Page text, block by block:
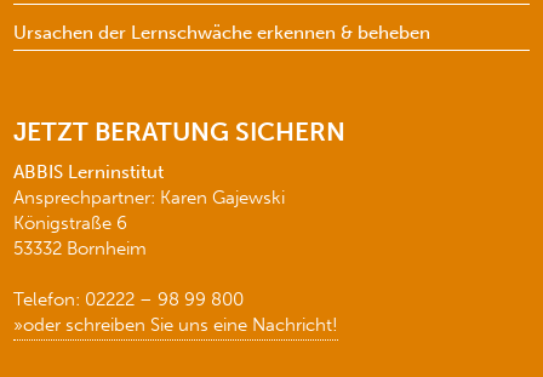
Ursachen der Lernschwäche erkennen & beheben
JETZT BERATUNG SICHERN
ABBIS Lerninstitut
Ansprechpartner: Karen Gajewski
Königstraße 6
53332 Bornheim
Telefon: 02222 – 98 99 800
»oder schreiben Sie uns eine Nachricht!